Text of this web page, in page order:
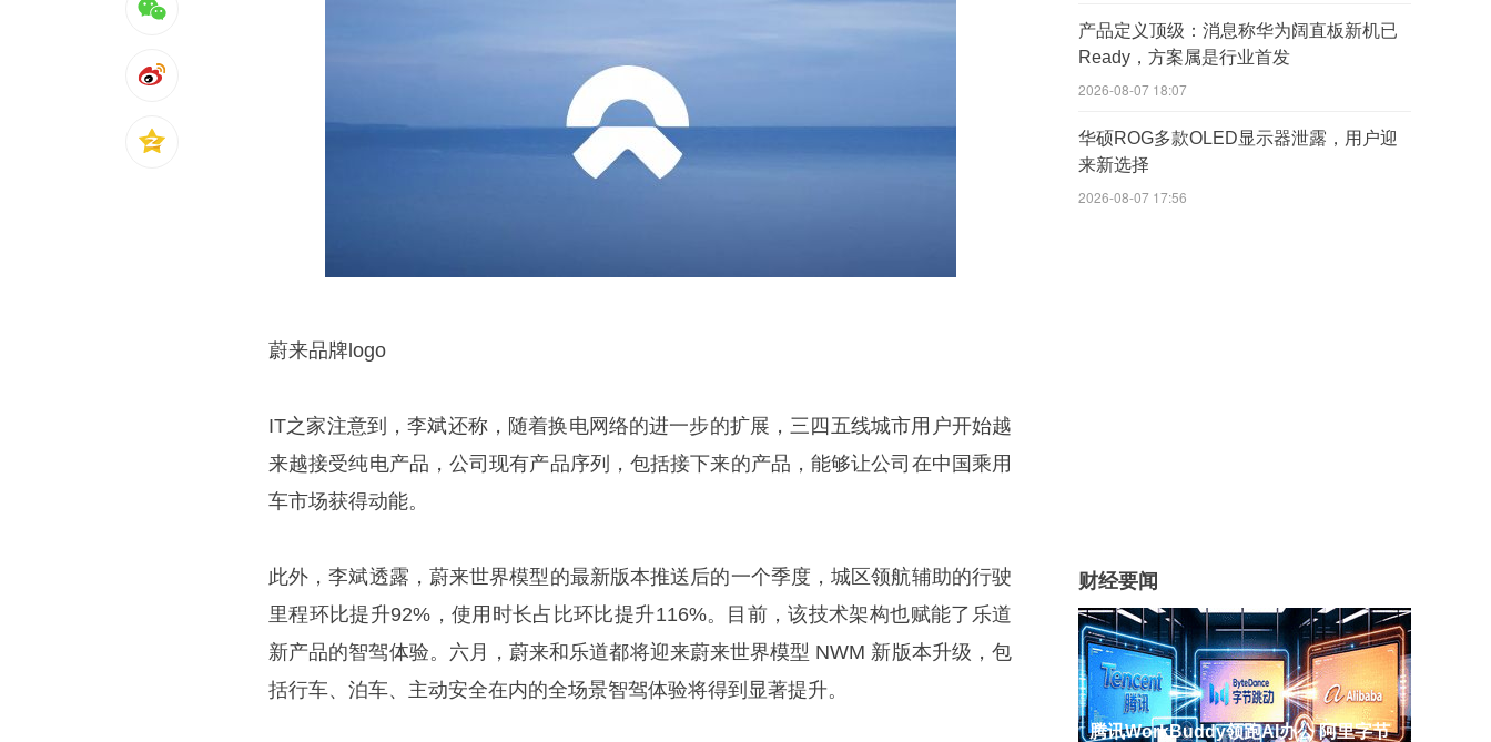
蔚来品牌logo
IT之家注意到，李斌还称，随着换电网络的进一步的扩展，三四五线城市用户开始越
来越接受纯电产品，公司现有产品序列，包括接下来的产品，能够让公司在中国乘用
车市场获得动能。
此外，李斌透露，蔚来世界模型的最新版本推送后的一个季度，城区领航辅助的行驶
里程环比提升92%，使用时长占比环比提升116%。目前，该技术架构也赋能了乐道
新产品的智驾体验。六月，蔚来和乐道都将迎来蔚来世界模型 NWM 新版本升级，包
括行车、泊车、主动安全在内的全场景智驾体验将得到显著提升。
产品定义顶级：消息称华为阔直板新机已
Ready，方案属是行业首发
2026-08-07 18:07
华硕ROG多款OLED显示器泄露，用户迎
来新选择
2026-08-07 17:56
财经要闻
腾讯WorkBuddy领跑AI办公 阿里字节